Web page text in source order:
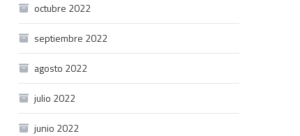
octubre 2022
septiembre 2022
agosto 2022
julio 2022
junio 2022